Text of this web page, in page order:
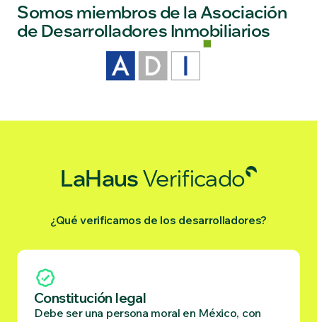
Somos miembros de la Asociación
de Desarrolladores Inmobiliarios
LaHausVerificado
¿Qué verificamos de los desarrolladores?
Constitución legal
Debe ser una persona moral en México, con